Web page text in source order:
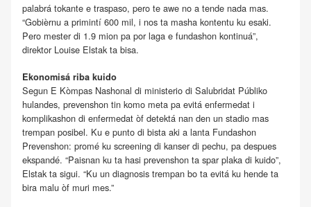
palabrá tokante e traspaso, pero te awe no a tende nada mas.
“Gobièrnu a primintí 600 mil, i nos ta masha kontentu ku esaki.
Pero mester di 1.9 mion pa por laga e fundashon kontinuá”,
direktor Louise Elstak ta bisa.
Ekonomisá riba kuido
Segun E Kòmpas Nashonal di ministerio di Salubridat Públiko
hulandes, prevenshon tin komo meta pa evitá enfermedat i
komplikashon di enfermedat òf detektá nan den un stadio mas
trempan posibel. Ku e punto di bista aki a lanta Fundashon
Prevenshon: promé ku screening di kanser di pechu, pa despues
ekspandé. “Paisnan ku ta hasi prevenshon ta spar plaka di kuido”,
Elstak ta sigui. “Ku un diagnosis trempan bo ta evitá ku hende ta
bira malu òf muri mes.”